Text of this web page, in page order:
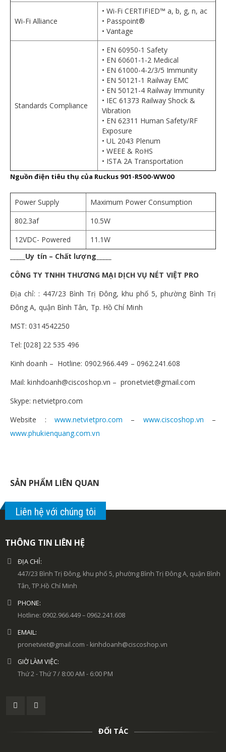
Wi-Fi Alliance
• Wi-Fi CERTIFIED™ a, b, g, n, ac
• Passpoint®
• Vantage
Standards Compliance
• EN 60950-1 Safety
• EN 60601-1-2 Medical
• EN 61000-4-2/3/5 Immunity
• EN 50121-1 Railway EMC
• EN 50121-4 Railway Immunity
• IEC 61373 Railway Shock &
Vibration
• EN 62311 Human Safety/RF
Exposure
• UL 2043 Plenum
• WEEE & RoHS
• ISTA 2A Transportation
Nguồn điện tiêu thụ của Ruckus 901-R500-WW00
Power Supply
Maximum Power Consumption
802.3af
10.5W
12VDC- Powered
11.1W
_____Uy tín – Chất lượng_____
CÔNG TY TNHH THƯƠNG MẠI DỊCH VỤ NÉT VIỆT PRO
Địa chỉ: : 447/23 Bình Trị Đông, khu phố 5, phường Bình Trị
Đông A, quận Bình Tân, Tp. Hồ Chí Minh
MST: 0314542250
Tel: [028] 22 535 496
Kinh doanh – Hotline: 0902.966.449 – 0962.241.608
Mail: kinhdoanh@ciscoshop.vn – pronetviet@gmail.com
Skype: netvietpro.com
Website : www.netvietpro.com – www.ciscoshop.vn –
www.phukienquang.com.vn
SẢN PHẨM LIÊN QUAN
Liên hệ với chúng tôi
THÔNG TIN LIÊN HỆ
ĐỊA CHỈ:
447/23 Bình Trị Đông, khu phố 5, phường Bình Trị Đông A, quận Bình
Tân, TP.Hồ Chí Minh
PHONE:
Hotline: 0902.966.449 – 0962.241.608
EMAIL:
pronetviet@gmail.com - kinhdoanh@ciscoshop.vn
GIỜ LÀM VIỆC:
Thứ 2 - Thứ 7 / 8:00 AM - 6:00 PM
ĐỐI TÁC